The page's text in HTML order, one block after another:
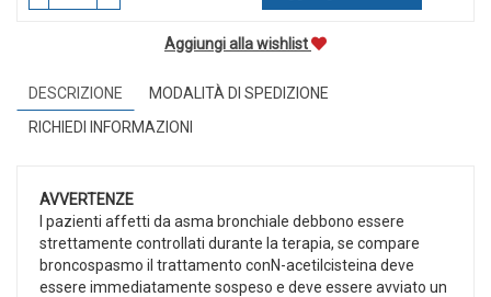
Aggiungi alla wishlist
DESCRIZIONE
MODALITÀ DI SPEDIZIONE
RICHIEDI INFORMAZIONI
AVVERTENZE
I pazienti affetti da asma bronchiale debbono essere
strettamente controllati durante la terapia, se compare
broncospasmo il trattamento conN-acetilcisteina deve
essere immediatamente sospeso e deve essere avviato un